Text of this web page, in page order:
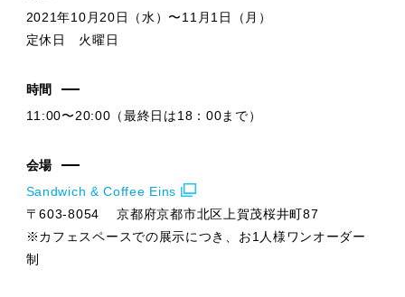
2021年10月20日（水）〜11月1日（月）
定休日 火曜日
時間
11:00〜20:00（最終日は18：00まで）
会場
Sandwich & Coffee Eins
〒603-8054 京都府京都市北区上賀茂桜井町87
※カフェスペースでの展示につき、お1人様ワンオーダー
制